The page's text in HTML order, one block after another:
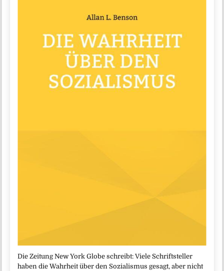
Die Zeitung New York Globe schreibt: Viele Schriftsteller
haben die Wahrheit über den Sozialismus gesagt, aber nicht